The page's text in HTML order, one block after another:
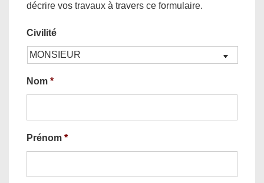
décrire vos travaux à travers ce formulaire.
Civilité
Nom *
Prénom *